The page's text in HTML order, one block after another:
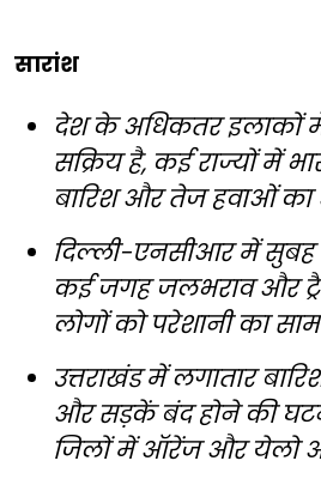
सारांश
देश के अधिकतर इलाकों
सक्रिय है, कई राज्यों में
बारिश और तेज हवाओं का
दिल्ली-एनसीआर में सुबह
कई जगह जलभराव और
लोगों को परेशानी का
उत्तराखंड में लगातार
और सड़कें बंद होने की
जिलों में ऑरेंज और येलो